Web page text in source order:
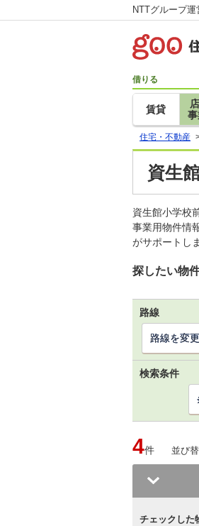
NTTグループ
借りる
賃貸
事
住宅・不動産
資生
資生館小学校
事業用物件情
がサポートし
探したい物
路線
路線を変
検索条件
4件 並び替
チェックした